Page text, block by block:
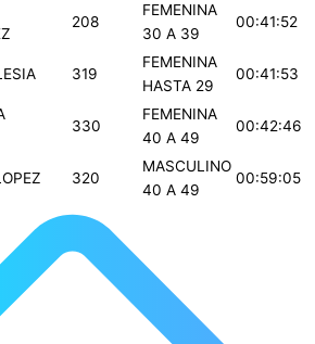
208
FEMENINA
30 A 39
00:41:52
319
FEMENINA
HASTA 29
00:41:53
330
FEMENINA
40 A 49
00:42:46
320
MASCULINO
40 A 49
00:59:05